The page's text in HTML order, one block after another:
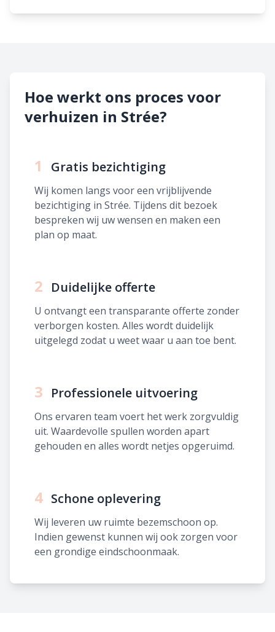
Hoe werkt ons proces voor
verhuizen in Strée?
1 Gratis bezichtiging
Wij komen langs voor een vrijblijvende
bezichtiging in Strée. Tijdens dit bezoek
bespreken wij uw wensen en maken een
plan op maat.
2 Duidelijke offerte
U ontvangt een transparante offerte zonder
verborgen kosten. Alles wordt duidelijk
uitgelegd zodat u weet waar u aan toe bent.
3 Professionele uitvoering
Ons ervaren team voert het werk zorgvuldig
uit. Waardevolle spullen worden apart
gehouden en alles wordt netjes opgeruimd.
4 Schone oplevering
Wij leveren uw ruimte bezemschoon op.
Indien gewenst kunnen wij ook zorgen voor
een grondige eindschoonmaak.